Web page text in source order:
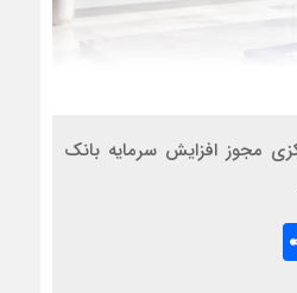
مجوز افزایش سرمایه بانک